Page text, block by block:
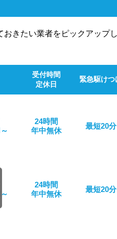
きたい業者をピックアップ
受付時間
定休日
緊急駆けつ
24時間
年中無休
最短20分
24時間
年中無休
最短20分